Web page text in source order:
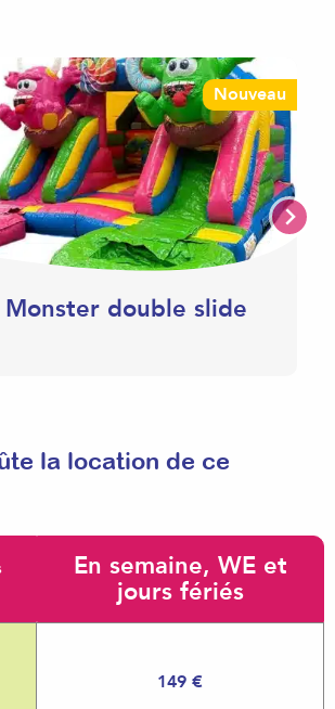
Nouveau
Monster double slide
la location de ce
En semaine, WE et
jours fériés
149 €